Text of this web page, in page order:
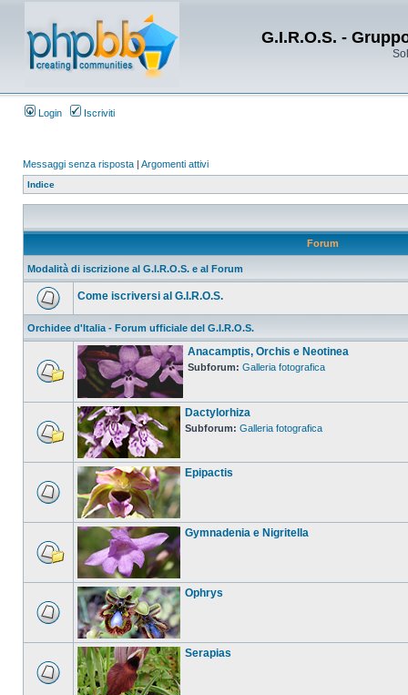
G.I.R.O.S. -
Login Iscriviti
Messaggi senza risposta | Argomenti attivi
Indice
Forum
Modalità di iscrizione al G.I.R.O.S. e al Forum
Come iscriversi al G.I.R.O.S.
Orchidee d'Italia - Forum ufficiale del G.I.R.O.S.
Anacamptis, Orchis e Neotinea
Subforum: Galleria fotografica
Dactylorhiza
Subforum: Galleria fotografica
Epipactis
Gymnadenia e Nigritella
Ophrys
Serapias